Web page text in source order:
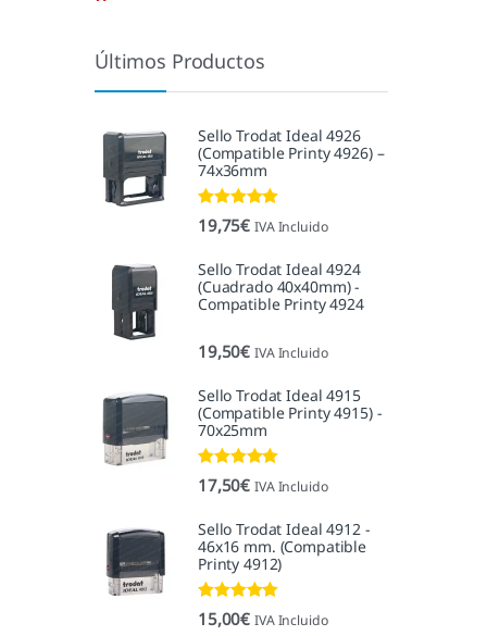
Últimos Productos
Sello Trodat Ideal 4926
(Compatible Printy 4926) –
74x36mm
Valorado con
5.00de 5
19,75€ IVA Incluido
Sello Trodat Ideal 4924
(Cuadrado 40x40mm) -
Compatible Printy 4924
19,50€ IVA Incluido
Sello Trodat Ideal 4915
(Compatible Printy 4915) -
70x25mm
Valorado con
5.00de 5
17,50€ IVA Incluido
Sello Trodat Ideal 4912 -
46x16 mm. (Compatible
Printy 4912)
Valorado con
5.00de 5
15,00€ IVA Incluido